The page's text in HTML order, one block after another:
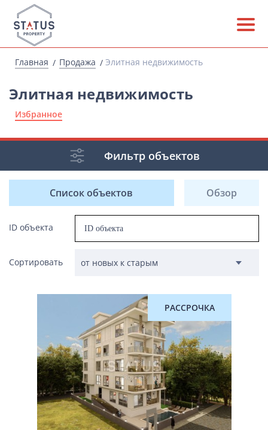
Главная Продажа Элитная недвижимость
Элитная недвижимость
Избранное
Фильтр объектов
Список объектов Обзор
ID объекта
Сортировать
РАССРОЧКА